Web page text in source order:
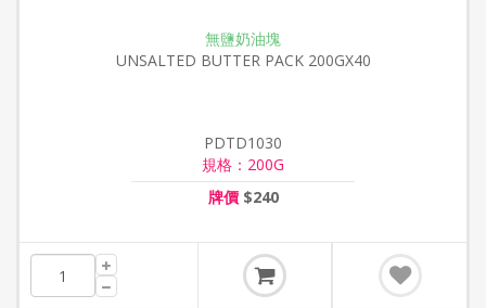
無鹽奶油塊
UNSALTED BUTTER PACK 200GX40
PDTD1030
規格：200G
牌價$240